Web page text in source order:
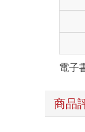
電子
商品